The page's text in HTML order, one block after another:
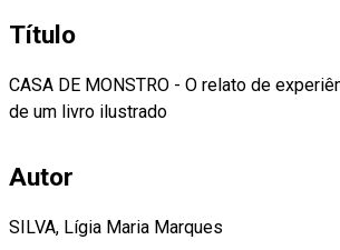
Título
CASA DE MONSTRO - O relato de
de um livro ilustrado
Autor
SILVA, Lígia Maria Marques